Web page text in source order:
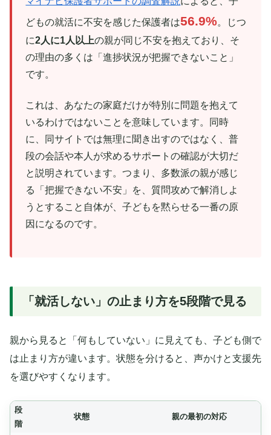
どもの就活に不安を感じた保護者は56.9%。じつ
に2人に1人以上の親が同じ不安を抱えており、そ
の理由の多くは「進捗状況が把握できないこと」
です。
これは、あなたの家庭だけが特別に問題を抱えて
いるわけではないことを意味しています。同時
に、同サイトでは無理に聞き出すのではなく、普
段の会話や本人が求めるサポートの確認が大切だ
と説明されています。つまり、多数派の親が感じ
る「把握できない不安」を、質問攻めで解消しよ
うとすること自体が、子どもを黙らせる一番の原
因になるのです。
「就活しない」の止まり方を5段階で見る
親から見ると「何もしていない」に見えても、子ども側で
は止まり方が違います。状態を分けると、声かけと支援先
を選びやすくなります。
段
階
状態 親の最初の対応